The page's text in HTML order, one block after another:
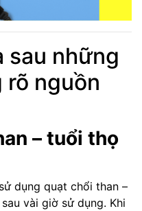
sau những
rõ nguồn
– tuổi thọ
dụng quạt chổi than –
vài giờ sử dụng. Khi